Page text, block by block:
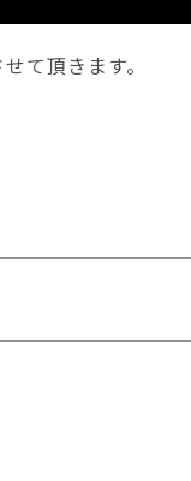
て頂きます。